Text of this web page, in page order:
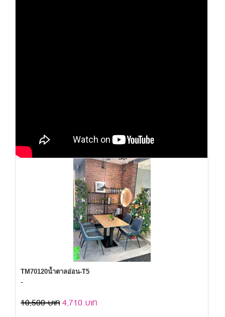
TM70120น้ำตาลอ่อน-T5
-
10,500 บาท4,710 บาท